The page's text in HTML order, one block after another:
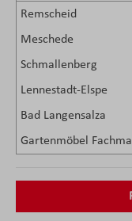
Remscheid
Meschede
Schmallenberg
Lennestadt-Elspe
Bad Langensalza
Gartenmöbel